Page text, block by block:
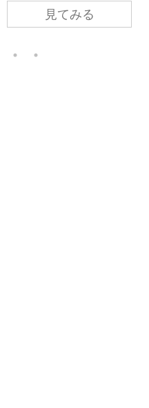
日式中華＆点心レストラ
ン『萬福酒家（Banpuku
す。 和と中華が融合した
見てみる